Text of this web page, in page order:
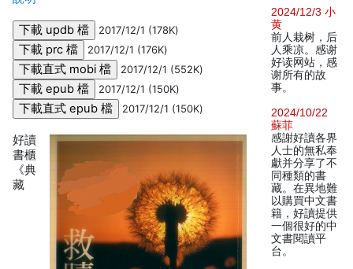
2017/12/1 (178K)
2017/12/1 (176K)
2017/12/1 (552K)
2017/12/1 (150K)
2017/12/1 (150K)
好讀
書櫃
《典
藏
2024/12/3 小
黄
前人栽树，后
人乘凉。感谢
好读网站，感
谢所有的故
事。
2024/10/22
蘇菲
感謝好讀各界
人士的無私奉
獻并分享了不
同種類的書
藏。在異地難
以購買中文書
籍，好讀提供
一個很好的中
文書閱讀平
台。